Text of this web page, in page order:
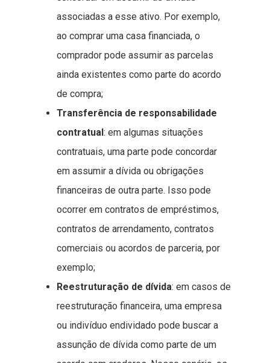
associadas a esse ativo. Por exemplo,
ao comprar uma casa financiada, o
comprador pode assumir as parcelas
ainda existentes como parte do acordo
de compra;
Transferência de responsabilidade
contratual: em algumas situações
contratuais, uma parte pode concordar
em assumir a dívida ou obrigações
financeiras de outra parte. Isso pode
ocorrer em contratos de empréstimos,
contratos de arrendamento, contratos
comerciais ou acordos de parceria, por
exemplo;
Reestruturação de dívida: em casos de
reestruturação financeira, uma empresa
ou indivíduo endividado pode buscar a
assunção de dívida como parte de um